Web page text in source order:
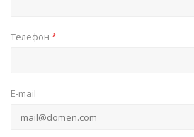
Телефон *
E-mail